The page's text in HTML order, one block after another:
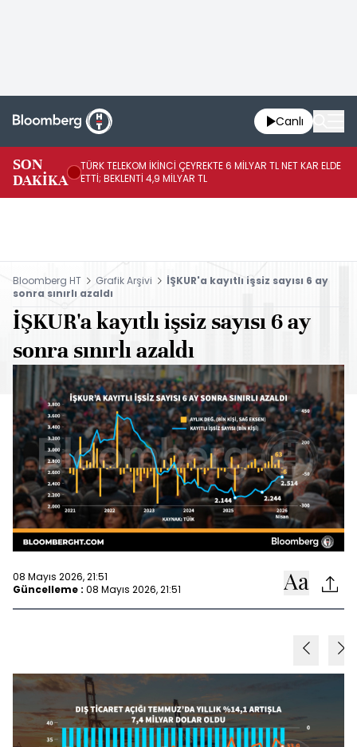
Canlı
SON
DAKİKA
TÜRK TELEKOM İKİNCİ ÇEYREKTE 6 MİLYAR TL NET KAR ELDE
ETTİ; BEKLENTİ 4,9 MİLYAR TL
Bloomberg HT Grafik Arşivi
İŞKUR'a kayıtlı işsiz sayısı 6 ay
sonra sınırlı azaldı
İŞKUR'a kayıtlı işsiz sayısı 6 ay
sonra sınırlı azaldı
08 Mayıs 2026, 21:51
Güncelleme : 08 Mayıs 2026, 21:51